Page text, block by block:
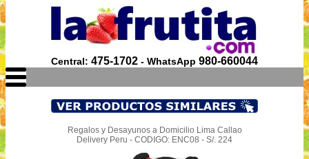
Central: 475-1702 - WhatsApp 980-660044
Regalos y Desayunos a Domicilio Lima Callao
Delivery Peru - CODIGO: ENC08 - S/. 224